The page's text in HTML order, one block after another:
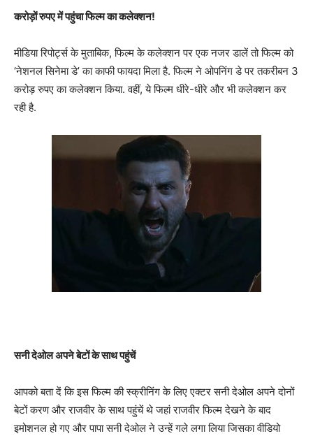
करोड़ों रुपए में पहुंचा फिल्म का कलेक्शन!
मीडिया रिपोर्ट्स के मुताबिक, फिल्म के कलेक्शन पर एक नजर डालें तो फिल्म को
‘नेशनल सिनेमा डे’ का काफी फायदा मिला है. फिल्म ने ओपनिंग डे पर तकरीबन 3
करोड़ रुपए का कलेक्शन किया. वहीं, ये फिल्म धीरे-धीरे और भी कलेक्शन कर
रही है.
सनी देओल अपने बेटों के साथ पहुंचें
आपको बता दें कि इस फिल्म की स्क्रीनिंग के लिए एक्टर सनी देओल अपने दोनों
बेटों करण और राजवीर के साथ पहुंचें थे जहां राजवीर फिल्म देखने के बाद
इमोशनल हो गए और पापा सनी देओल ने उन्हें गले लगा लिया जिसका वीडियो